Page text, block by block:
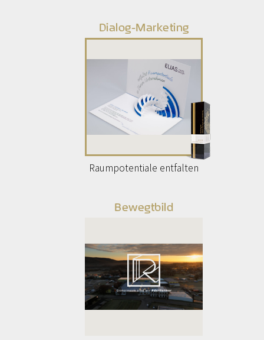
Dialog-Marketing
Raumpotentiale entfalten
Bewegtbild